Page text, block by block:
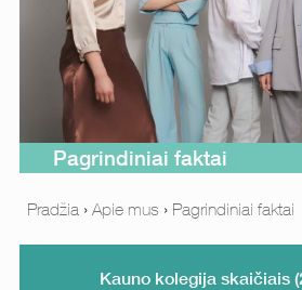
Pagrindiniai faktai
Pradžia › Apie mus › Pagrindiniai faktai
Kauno kolegija skaičiais